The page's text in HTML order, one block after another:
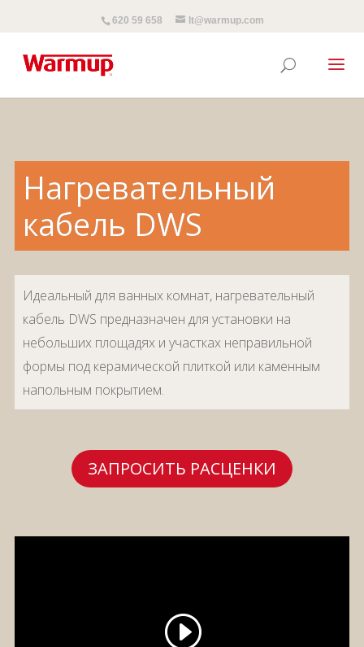
620 59 658 lt@warmup.com
Нагревательный
кабель DWS
Идеальный для ванных комнат, нагревательный
кабель DWS предназначен для установки на
небольших площадях и участках неправильной
формы под керамической плиткой или каменным
напольным покрытием.
ЗАПРОСИТЬ РАСЦЕНКИ